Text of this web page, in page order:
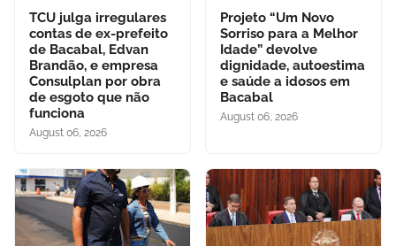
TCU julga irregulares
contas de ex-prefeito
de Bacabal, Edvan
Brandão, e empresa
Consulplan por obra
de esgoto que não
funciona
August 06, 2026
Projeto “Um Novo
Sorriso para a Melhor
Idade” devolve
dignidade, autoestima
e saúde a idosos em
Bacabal
August 06, 2026